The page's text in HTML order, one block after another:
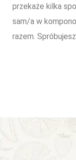
przekaże kilka
sam/a w
razem.